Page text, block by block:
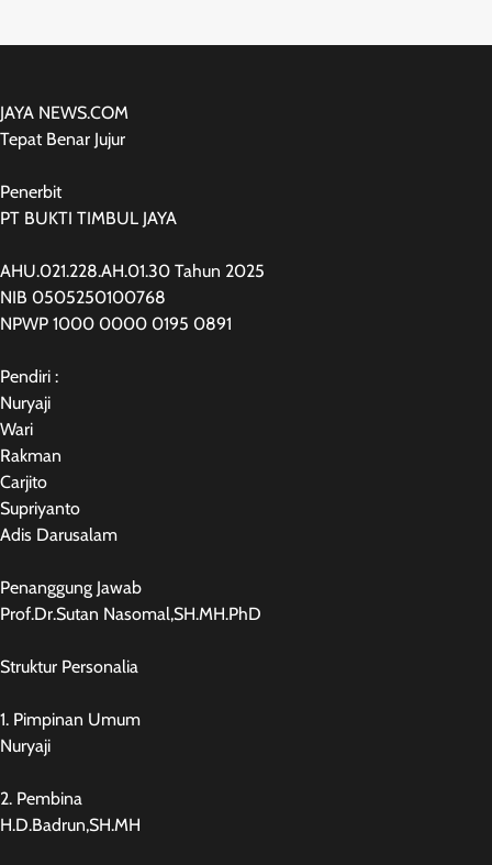
JAYA NEWS.COM
Tepat Benar Jujur
Penerbit
PT BUKTI TIMBUL JAYA
AHU.021.228.AH.01.30 Tahun 2025
NIB 0505250100768
NPWP 1000 0000 0195 0891
Pendiri :
Nuryaji
Wari
Rakman
Carjito
Supriyanto
Adis Darusalam
Penanggung Jawab
Prof.Dr.Sutan Nasomal,SH.MH.PhD
Struktur Personalia
1. Pimpinan Umum
Nuryaji
2. Pembina
H.D.Badrun,SH.MH